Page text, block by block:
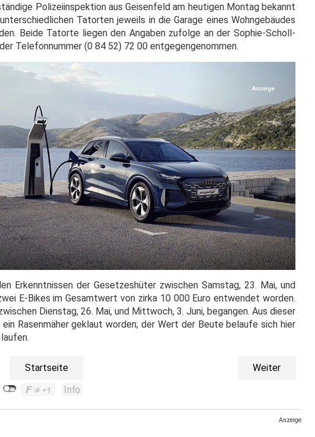
Polizeiinspektion aus Geisenfeld am heutigen Montag bekannt
Tatorten jeweils in die Garage eines Wohngebäudes
Beide Tatorte liegen den Angaben zufolge an der Sophie-Scholl-
Telefonnummer (0 84 52) 72 00 entgegengenommen.
Erkenntnissen der Gesetzeshüter zwischen Samstag, 23. Mai, und
E-Bikes im Gesamtwert von zirka 10 000 Euro entwendet worden.
Dienstag, 26. Mai, und Mittwoch, 3. Juni, begangen. Aus dieser
Rasenmäher geklaut worden; der Wert der Beute belaufe sich hier
Startseite Weiter
Anzeige